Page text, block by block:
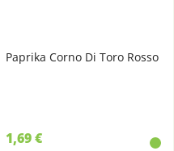
Paprika Corno Di Toro Rosso
1,69 €